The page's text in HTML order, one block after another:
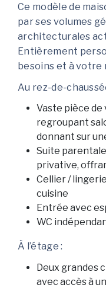
Ce modèle de
par ses volumes
architecturales
Entièrement
besoins et à votre
Au rez-de-
Vaste pièce de
regroupant
donnant sur
Suite parentale
privative,
Cellier /
cuisine
Entrée avec
WC
À l’étage :
Deux grandes
avec accès à